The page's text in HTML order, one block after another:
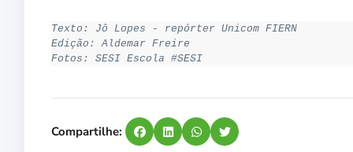
Texto: Jô Lopes - repórter Unicom FIERN
Edição: Aldemar Freire
Fotos: SESI Escola #SESI
Compartilhe: